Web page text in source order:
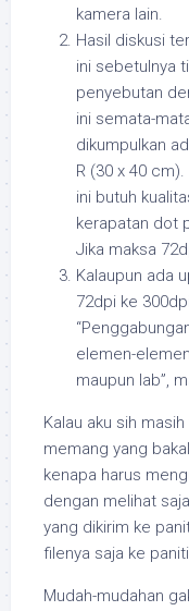
kamera lain.
Hasil diskusi
ini sebetulnya
penyebutan
ini semata-
dikumpulkan
R (30 x 40
ini butuh
kerapatan dot
Jika maksa
Kalaupun ada
72dpi ke
elemen-
maupun lab”,
Kalau aku sih
memang yang
kenapa harus
dengan melihat
yang dikirim ke
filenya saja ke
Mudah-mudahan